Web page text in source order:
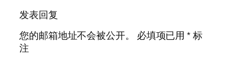
发表回复
您的邮箱地址不会被公开。
必填项已用*标
注